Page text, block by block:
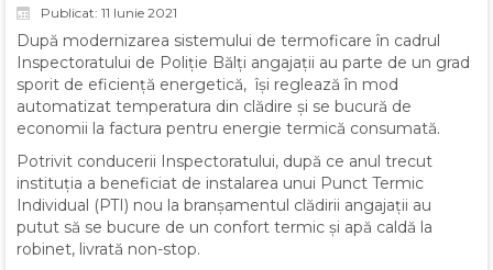
Publicat: 11 Iunie 2021
După modernizarea sistemului de termoficare în cadrul
Inspectoratului de Poliție Bălți angajații au parte de un grad
sporit de eficiență energetică, își reglează în mod
automatizat temperatura din clădire și se bucură de
economii la factura pentru energie termică consumată.
Potrivit conducerii Inspectoratului, după ce anul trecut
instituția a beneficiat de instalarea unui Punct Termic
Individual (PTI) nou la branșamentul clădirii angajații au
putut să se bucure de un confort termic și apă caldă la
robinet, livrată non-stop.